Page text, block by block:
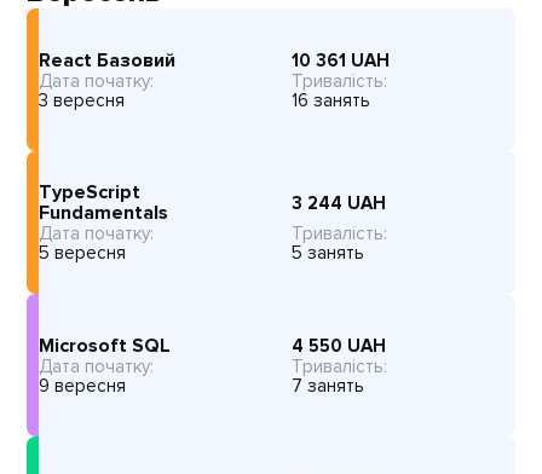
React Базовий 10 361 UAH
Дата початку:
3 вересня
Тривалість:
16 занять
TypeScript
Fundamentals
3 244 UAH
Дата початку:
5 вересня
Тривалість:
5 занять
Microsoft SQL 4 550 UAH
Дата початку:
9 вересня
Тривалість:
7 занять